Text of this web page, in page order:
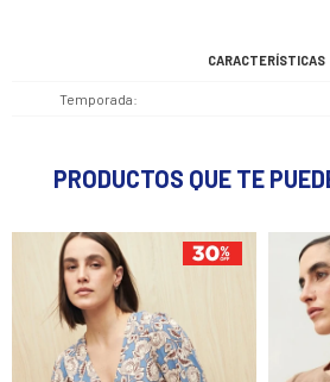
CARACTERÍSTICAS
Temporada
PRODUCTOS QUE TE